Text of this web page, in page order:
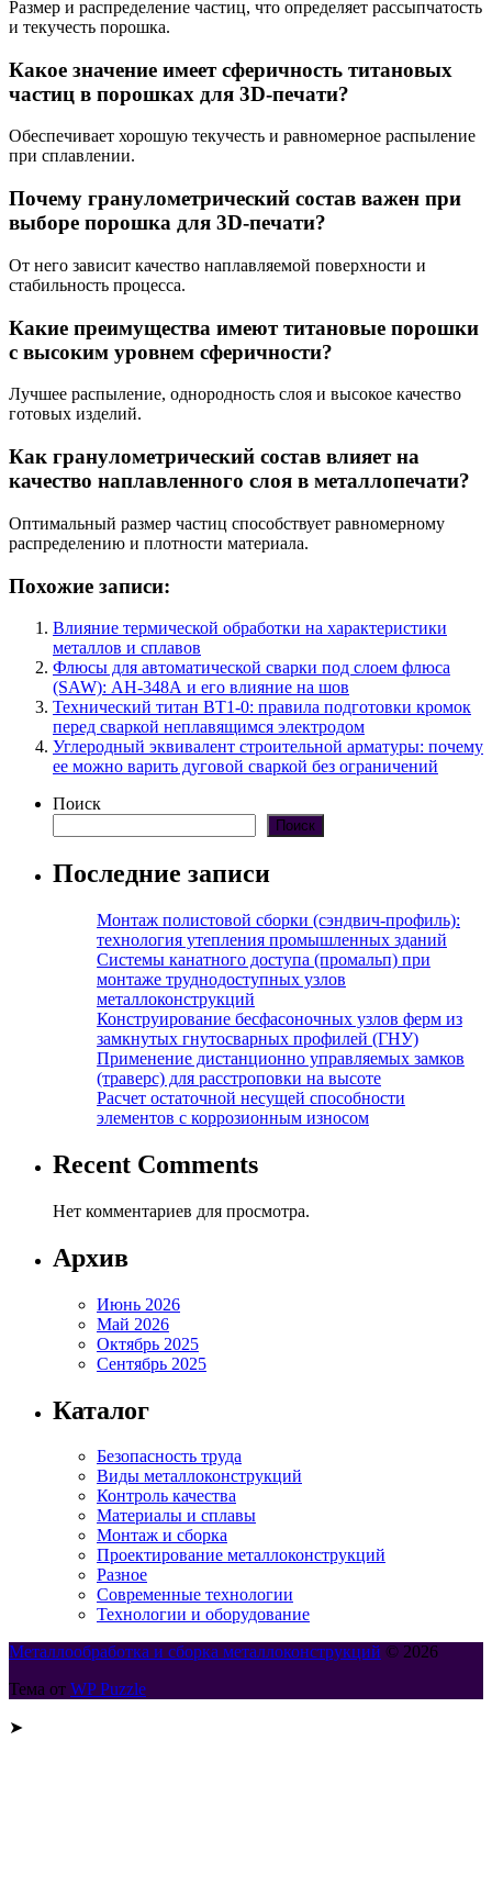
Размер и распределение частиц, что определяет рассыпчатость
и текучесть порошка.
Какое значение имеет сферичность титановых
частиц в порошках для 3D-печати?
Обеспечивает хорошую текучесть и равномерное распыление
при сплавлении.
Почему гранулометрический состав важен при
выборе порошка для 3D-печати?
От него зависит качество наплавляемой поверхности и
стабильность процесса.
Какие преимущества имеют титановые порошки
с высоким уровнем сферичности?
Лучшее распыление, однородность слоя и высокое качество
готовых изделий.
Как гранулометрический состав влияет на
качество наплавленного слоя в металлопечати?
Оптимальный размер частиц способствует равномерному
распределению и плотности материала.
Похожие записи:
Влияние термической обработки на характеристики
металлов и сплавов
Флюсы для автоматической сварки под слоем флюса
(SAW): АН-348А и его влияние на шов
Технический титан ВТ1-0: правила подготовки кромок
перед сваркой неплавящимся электродом
Углеродный эквивалент строительной арматуры: почему
ее можно варить дуговой сваркой без ограничений
Поиск
Поиск
Последние записи
Монтаж полистовой сборки (сэндвич-профиль):
технология утепления промышленных зданий
Системы канатного доступа (промальп) при
монтаже труднодоступных узлов
металлоконструкций
Конструирование бесфасоночных узлов ферм из
замкнутых гнутосварных профилей (ГНУ)
Применение дистанционно управляемых замков
(траверс) для расстроповки на высоте
Расчет остаточной несущей способности
элементов с коррозионным износом
Recent Comments
Нет комментариев для просмотра.
Архив
Июнь 2026
Май 2026
Октябрь 2025
Сентябрь 2025
Каталог
Безопасность труда
Виды металлоконструкций
Контроль качества
Материалы и сплавы
Монтаж и сборка
Проектирование металлоконструкций
Разное
Современные технологии
Технологии и оборудование
Металлообработка и сборка металлоконструкций © 2026
Тема от WP Puzzle
➤